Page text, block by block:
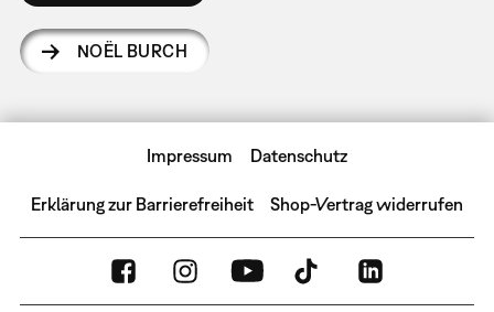
NOËL BURCH
Impressum Datenschutz
Erklärung zur Barrierefreiheit Shop-Vertrag widerrufen